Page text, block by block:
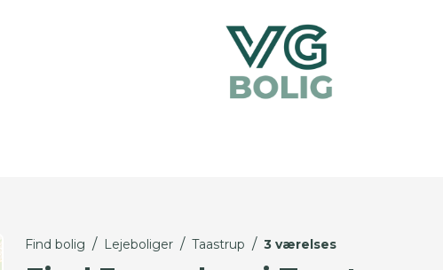
Find bolig / Lejeboliger / Taastrup / 3 værelses